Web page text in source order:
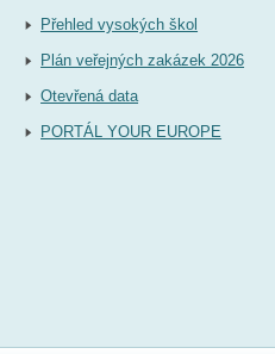
Přehled vysokých škol
Plán veřejných zakázek 2026
Otevřená data
PORTÁL YOUR EUROPE